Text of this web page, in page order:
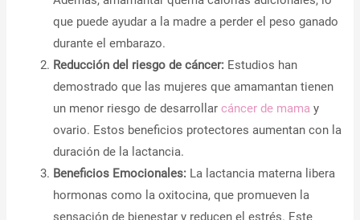
que puede ayudar a la madre a perder el peso ganado
durante el embarazo.
Reducción del riesgo de cáncer: Estudios han
demostrado que las mujeres que amamantan tienen
un menor riesgo de desarrollarcáncer de mama y
ovario. Estos beneficios protectores aumentan con la
duración de la lactancia.
Beneficios Emocionales: La lactancia materna libera
hormonas como la oxitocina, que promueven la
sensación de bienestar y reducen el estrés. Este